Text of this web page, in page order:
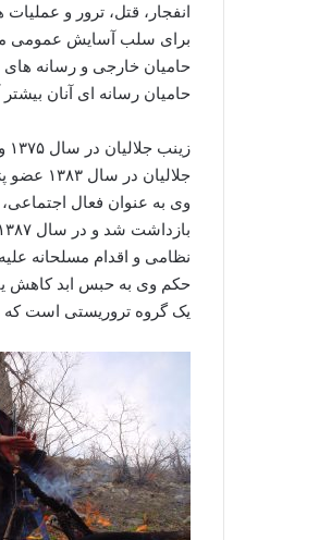
انفجار، قتل، ترور و
برای سلب آسایش عمومی
حامیان خارجی و رسانه های
حامیان رسانه ای آنان
حکم وی به حبس ابد کاهش
یک گروه تروریستی است که